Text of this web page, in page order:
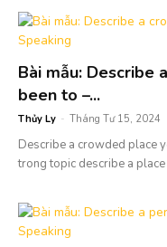
Bài mẫu: Describe
been to –...
Thủy Ly - Tháng Tư 15, 2024
Describe a crowded place
trong topic describe a place